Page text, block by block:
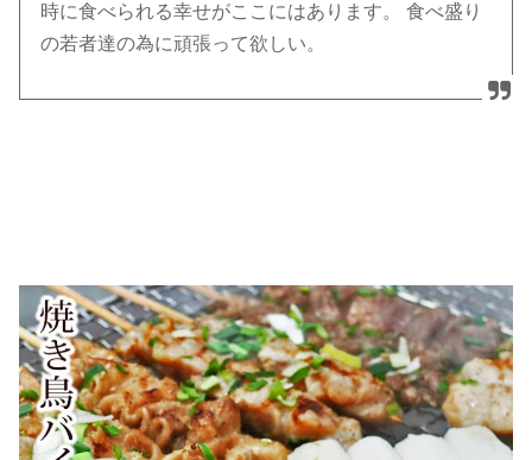
時に食べられる幸せがここにはあります。 食べ盛り
の若者達の為に頑張って欲しい。